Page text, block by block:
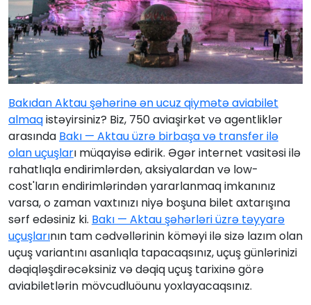
Bakıdan Aktau şəhərinə ən ucuz qiymətə aviabilet
almaqistəyirsiniz? Biz, 750 aviaşirkət və agentliklər
arasında Bakı — Aktau üzrə birbaşa və transfer ilə
olan uçuşları müqayisə edirik. Əgər internet vasitəsi ilə
rahatlıqla endirimlərdən, aksiyalardan və low-
cost'ların endirimlərindən yararlanmaq imkanınız
varsa, o zaman vaxtınızı niyə boşuna bilet axtarışına
sərf edəsiniz ki. Bakı — Aktau şəhərləri üzrə təyyarə
uçuşlarının tam cədvəllərinin köməyi ilə sizə lazım olan
uçuş variantını asanlıqla tapacaqsınız, uçuş günlərinizi
dəqiqləşdirəcəksiniz və dəqiq uçuş tarixinə görə
aviabiletlərin mövcudluöunu yoxlayacaqsınız.